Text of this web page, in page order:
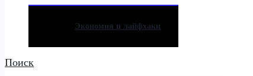
Экономия и лайфхаки
Поиск